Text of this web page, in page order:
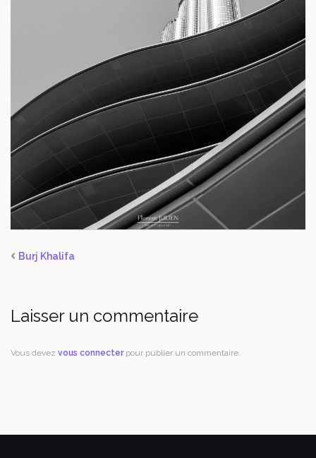
Burj Khalifa
Laisser un commentaire
Vous devez vous connecterpour publier un commentaire.